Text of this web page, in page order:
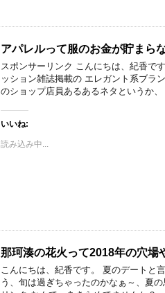
アパレルって服のお金が貯まら
スポンサーリンク こんにちは、紀香で
ッション雑誌掲載の エレガント系ブラ
のショップ店員あるあるネタというか
いいね:
読み込み中...
那珂湊の花火って2018年の穴場
こんにちは、紀香です。 夏のデートと
う、旬は過ぎちゃったのかなぁ～、夏